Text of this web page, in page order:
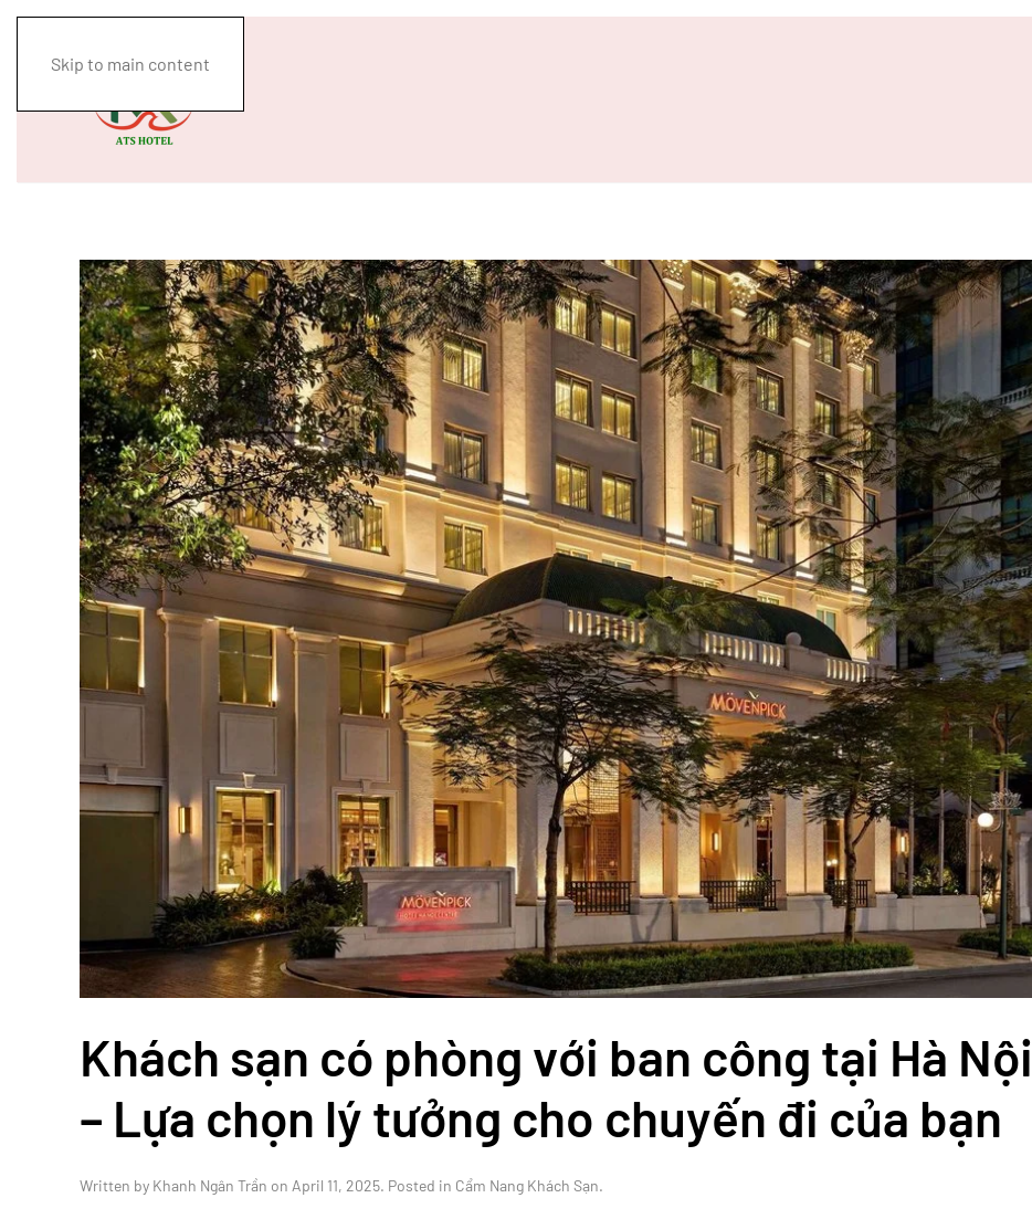
Skip to main content
Khách sạn có phòng với ban công tại Hà Nội
– Lựa chọn lý tưởng cho chuyến đi của bạn
Written by Khanh Ngân Trần on April 11, 2025. Posted in Cẩm Nang Khách Sạn.